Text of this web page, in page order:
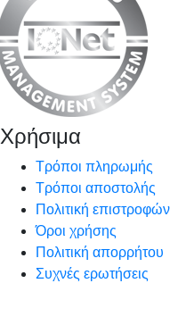
Χρήσιμα
Τρόποι πληρωμής
Τρόποι αποστολής
Πολιτική επιστροφών
Όροι χρήσης
Πολιτική απορρήτου
Συχνές ερωτήσεις